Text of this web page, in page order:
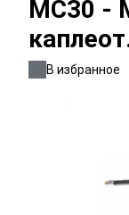
MC30 -
В избранное